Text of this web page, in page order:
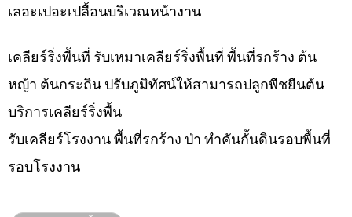
เลอะเปอะเปลื้อนบริเวณหน้างาน
เคลียร์ริ่งพื้นที่ รับเหมาเคลียร์ริ่งพื้นที่ พื้นที่รกร้าง ต้น
หญ้า ต้นกระถิน ปรับภูมิทัศน์ให้สามารถปลูกพืชยืนต้น
บริการเคลียร์ริ่งพื้น
รับเคลียร์โรงงาน พื้นที่รกร้าง ป่า ทำคันกั้นดินรอบพื้นที่
รอบโรงงาน